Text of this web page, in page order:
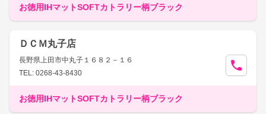
お徳用IHマットSOFTカトラリー柄ブラック
ＤＣＭ丸子店
長野県上田市中丸子１６８２－１６
TEL: 0268-43-8430
お徳用IHマットSOFTカトラリー柄ブラック